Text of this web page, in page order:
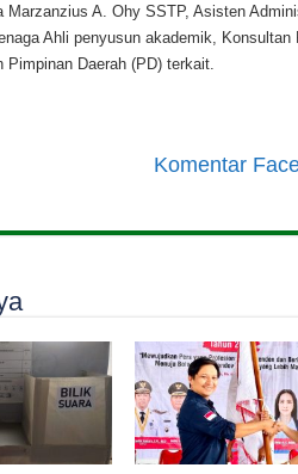
Marzanzius A. Ohy SSTP, Asisten
Ahli penyusun akademik,
Pimpinan Daerah (PD) terkait.
Komentar